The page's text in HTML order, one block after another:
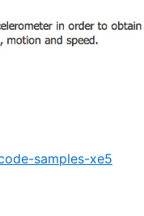
samples-xe5